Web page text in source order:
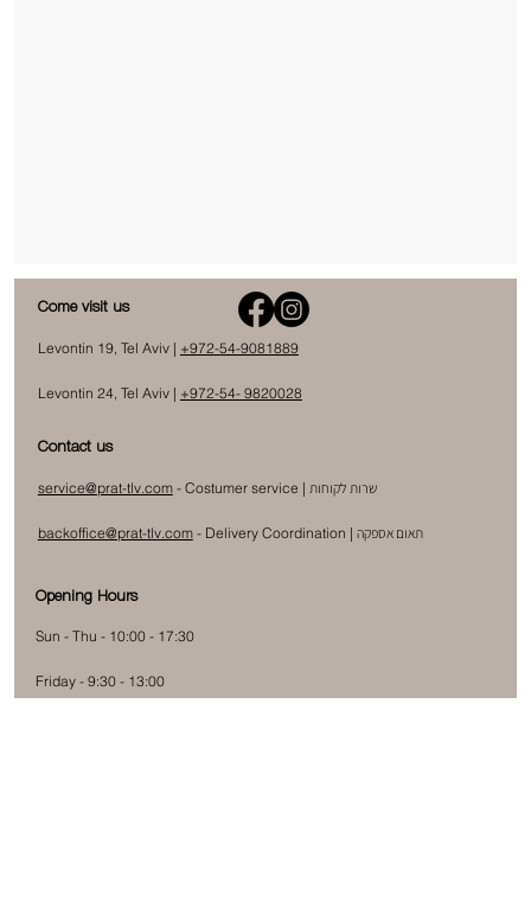
Come visit us
Levontin 19, Tel Aviv | +972-54-9081889
Levontin 24, Tel Aviv | +972-54- 9820028
Contact us
service@prat-tlv.com- Costumer service | שרות לקוחות
backoffice@prat-tlv.com- Delivery Coordination | תאום אספקה
Opening Hours
Sun - Thu - 10:00 - 17:30
Friday - 9:30 - 13:00